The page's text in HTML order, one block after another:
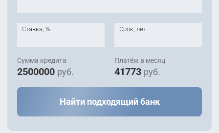
Ставка, % Срок, лет
Сумма кредита
2500000 руб.
Платёж в месяц
41773 руб.
Найти подходящий банк